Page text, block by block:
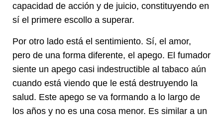
capacidad de acción y de juicio, constituyendo en
sí el primere escollo a superar.
Por otro lado está el sentimiento. Sí, el amor,
pero de una forma diferente, el apego. El fumador
siente un apego casi indestructible al tabaco aún
cuando está viendo que le está destruyendo la
salud. Este apego se va formando a lo largo de
los años y no es una cosa menor. Es similar a un